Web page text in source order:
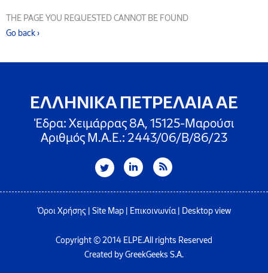
THE PAGE YOU REQUESTED CANNOT BE FOUND
Go back ›
ΕΛΛΗΝΙΚΑ ΠΕΤΡΕΛΑΙΑ ΑΕ
Έδρα: Χειμάρρας 8A, 15125-Μαρούσι
Αριθμός Μ.Α.Ε.: 2443/06/Β/86/23
Όροι Χρήσης Site Map Επικοινωνία| Desktop view
Copyright © 2014 ELPE.All rights Reserved
Created by GreekGeeks S.A.